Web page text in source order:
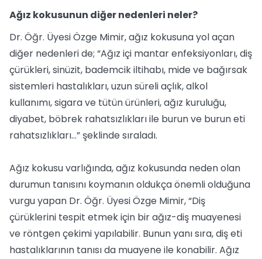
Ağız kokusunun diğer nedenleri neler?
Dr. Öğr. Üyesi Özge Mimir, ağız kokusuna yol açan
diğer nedenleri de; “Ağız içi mantar enfeksiyonları, diş
çürükleri, sinüzit, bademcik iltihabı, mide ve bağırsak
sistemleri hastalıkları, uzun süreli açlık, alkol
kullanımı, sigara ve tütün ürünleri, ağız kuruluğu,
diyabet, böbrek rahatsızlıkları ile burun ve burun eti
rahatsızlıkları…” şeklinde sıraladı.
Ağız kokusu varlığında, ağız kokusunda neden olan
durumun tanısını koymanın oldukça önemli olduğuna
vurgu yapan Dr. Öğr. Üyesi Özge Mimir, “Diş
çürüklerini tespit etmek için bir ağız-diş muayenesi
ve röntgen çekimi yapılabilir. Bunun yanı sıra, diş eti
hastalıklarının tanısı da muayene ile konabilir. Ağız